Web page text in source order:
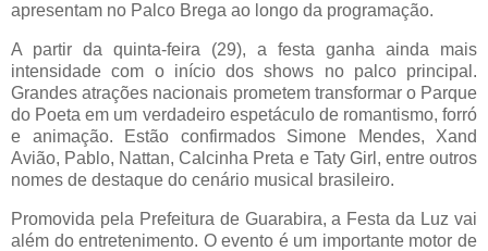
apresentam no Palco Brega ao longo da programação.
A partir da quinta-feira (29), a festa ganha ainda mais
intensidade com o início dos shows no palco principal.
Grandes atrações nacionais prometem transformar o Parque
do Poeta em um verdadeiro espetáculo de romantismo, forró
e animação. Estão confirmados Simone Mendes, Xand
Avião, Pablo, Nattan, Calcinha Preta e Taty Girl, entre outros
nomes de destaque do cenário musical brasileiro.
Promovida pela Prefeitura de Guarabira, a Festa da Luz vai
além do entretenimento. O evento é um importante motor de